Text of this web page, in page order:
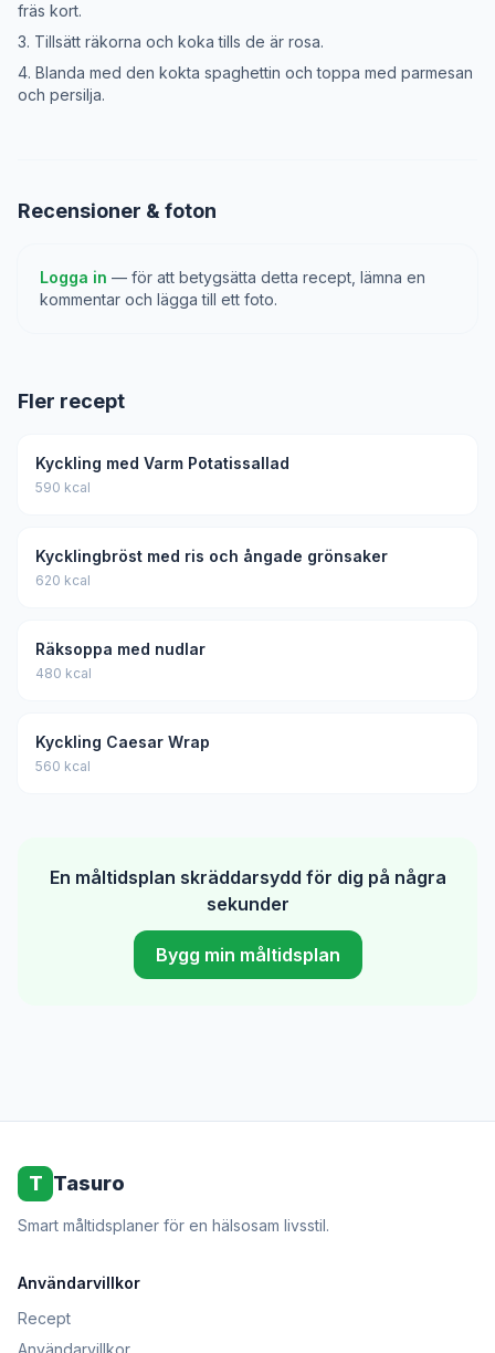
fräs kort.
Tillsätt räkorna och koka tills de är rosa.
Blanda med den kokta spaghettin och toppa med parmesan
och persilja.
Recensioner & foton
Logga in — för att betygsätta detta recept, lämna en
kommentar och lägga till ett foto.
Fler recept
Kyckling med Varm Potatissallad
590 kcal
Kycklingbröst med ris och ångade grönsaker
620 kcal
Räksoppa med nudlar
480 kcal
Kyckling Caesar Wrap
560 kcal
En måltidsplan skräddarsydd för dig på några
sekunder
Bygg min måltidsplan
T Tasuro
Smart måltidsplaner för en hälsosam livsstil.
Användarvillkor
Recept
Användarvillkor